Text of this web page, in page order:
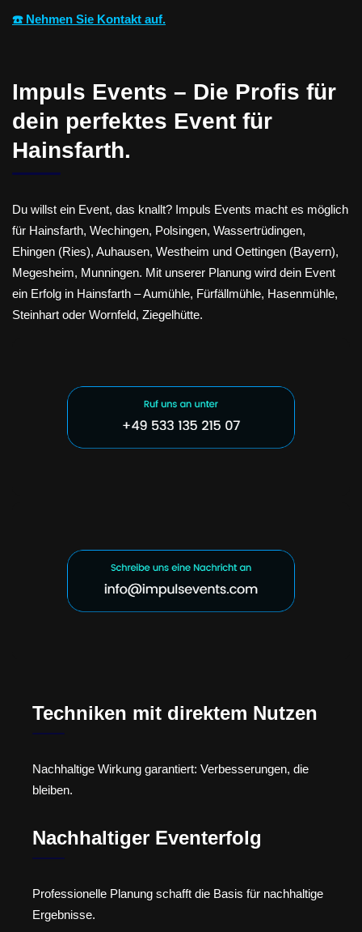
☎️ Nehmen Sie Kontakt auf.
Impuls Events – Die Profis für
dein perfektes Event für
Hainsfarth.
Du willst ein Event, das knallt? Impuls Events macht es möglich
für Hainsfarth, Wechingen, Polsingen, Wassertrüdingen,
Ehingen (Ries), Auhausen, Westheim und Oettingen (Bayern),
Megesheim, Munningen. Mit unserer Planung wird dein Event
ein Erfolg in Hainsfarth – Aumühle, Fürfällmühle, Hasenmühle,
Steinhart oder Wornfeld, Ziegelhütte.
Techniken mit direktem Nutzen
Nachhaltige Wirkung garantiert: Verbesserungen, die
bleiben.
Nachhaltiger Eventerfolg
Professionelle Planung schafft die Basis für nachhaltige
Ergebnisse.